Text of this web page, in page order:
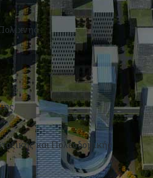
και Πολεοδομικής